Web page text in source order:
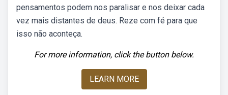
pensamentos podem nos paralisar e nos deixar cada
vez mais distantes de deus. Reze com fé para que
isso não aconteça.
For more information, click the button below.
LEARN MORE